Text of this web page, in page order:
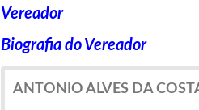
Vereador
Biografia do Vereador
ANTONIO ALVES DA